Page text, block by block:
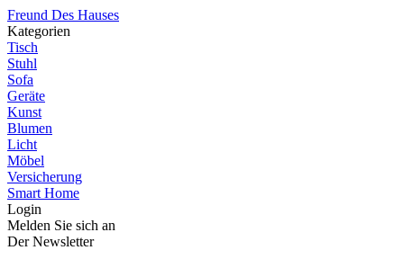
Freund Des Hauses
Kategorien
Tisch
Stuhl
Sofa
Geräte
Kunst
Blumen
Licht
Möbel
Versicherung
Smart Home
Login
Melden Sie sich an
Der Newsletter